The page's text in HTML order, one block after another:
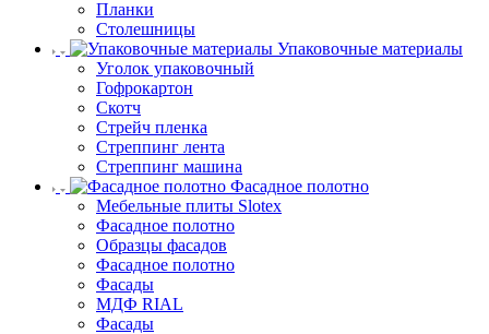
Планки
Столешницы
Упаковочные материалы
Уголок упаковочный
Гофрокартон
Скотч
Стрейч пленка
Стреппинг лента
Стреппинг машина
Фасадное полотно
Мебельные плиты Slotex
Фасадное полотно
Образцы фасадов
Фасадное полотно
Фасады
МДФ RIAL
Фасады